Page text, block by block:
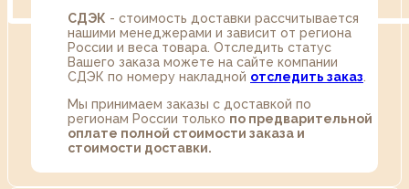
СДЭК - стоимость доставки рассчитывается
нашими менеджерами и зависит от региона
России и веса товара. Отследить статус
Вашего заказа можете на сайте компании
СДЭК по номеру накладной отследить заказ
Мы принимаем заказы с доставкой по
регионам России только по предварительной
оплате полной стоимости заказа и
стоимости доставки.